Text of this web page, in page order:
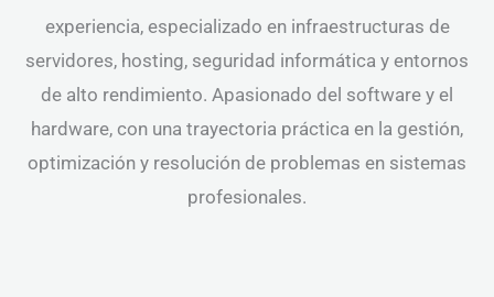
experiencia, especializado en infraestructuras de
servidores, hosting, seguridad informática y entornos
de alto rendimiento. Apasionado del software y el
hardware, con una trayectoria práctica en la gestión,
optimización y resolución de problemas en sistemas
profesionales.